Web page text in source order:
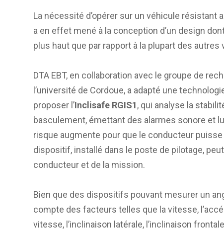
La nécessité d’opérer sur un véhicule
a en effet mené à la conception d’un design
plus haut que par rapport à la plupart des autres
DTA EBT, en collaboration avec le groupe de
l’université de Cordoue, a adapté une
proposer l’Inclisafe RGIS1, qui analyse la
basculement, émettant des alarmes sonore et
risque augmente pour que le conducteur
dispositif, installé dans le poste de pilotage,
conducteur et de la mission.
Bien que des dispositifs pouvant mesurer un
compte des facteurs telles que la vitesse,
vitesse, l’inclinaison latérale, l’inclinaison